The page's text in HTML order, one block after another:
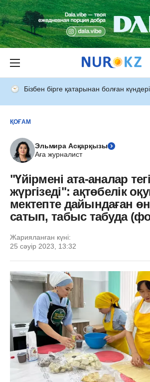
Бізбен бірге қатарынан болған
ҚОҒАМ
Эльмира Асқарқызы
Аға журналист
"Үйірмені ата-аналар
жүргізеді": ақтөбелік
мектепте дайындаған
сатып, табыс табуда
Жарияланған күні:
25 сәуір 2023, 13:32